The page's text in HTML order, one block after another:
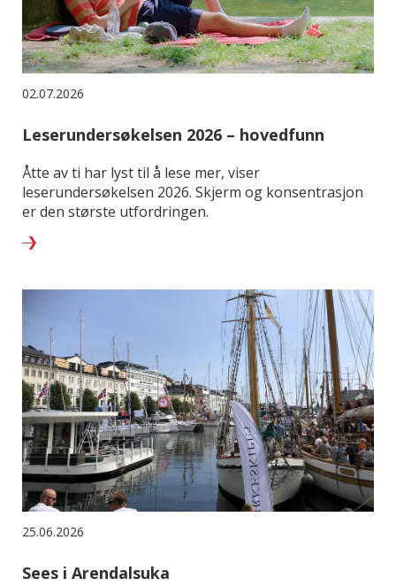
02.07.2026
Leserundersøkelsen 2026 – hovedfunn
Åtte av ti har lyst til å lese mer, viser
leserundersøkelsen 2026. Skjerm og konsentrasjon
er den største utfordringen.
25.06.2026
Sees i Arendalsuka